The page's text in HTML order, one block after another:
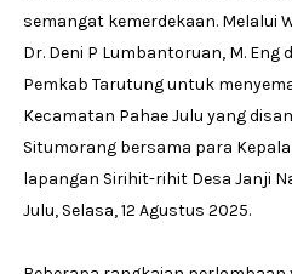
semangat kemerdekaan. Melalui
Dr. Deni P Lumbantoruan, M.
Pemkab Tarutung untuk
Kecamatan Pahae Julu yang
Situmorang bersama para
lapangan Sirihit-rihit Desa Janji
Julu, Selasa, 12 Agustus 2025.